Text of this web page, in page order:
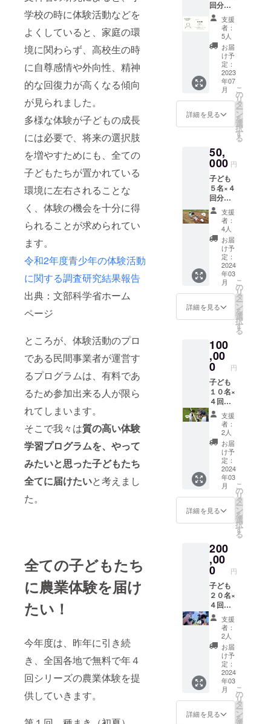
学校の時に体験活動などを
よくしていると、家庭の環
境に関わらず、高校生の時
に自尊感情や外向性、精神
的な回復力が高くなる傾向
が見られました。
多様な体験が子どもの成長
には必要で、将来の選択肢
を増やすためにも、全ての
子どもたちが置かれている
環境に左右されることな
く、体験の機会を十分に得
られることが求められてい
ます。
令和2年度青少年の体験活動
に関する調査研究結果報告
出典：文部科学省ホーム
ページ
ところが、体験活動のプロ
である民間事業者が運営す
るプログラムは、有料であ
るため参加出来る人が限ら
れてしまいます。
そこで我々は質の高い体験
学習プログラムを、やって
みたいと思った子どもたち
全てに届けたいと考えまし
た。
全ての子どもたち
に農業体験を届け
たい！
今年度は、昨年に引き続
き、全国各地で無料で年４
回シリーズの農業体験を提
供していきます。
度末に
メール
にて)
回分の
参加費
に充て
られま
す。 公
式サ
ポー
ターの
名刺300
枚作成
（備考
欄にご
希望の
入くだ
さい。
100枚3
種でも
可） 子
どもた
ち直筆
のお礼
の手紙
活動報
告書(年
度末に
メール
にて)
支援
者：
5人
お届
け予
定：
2023
年07
月
詳細を見る
こ
の
リ
タ
ー
ン
を
選
択
す
る
50,
000 円
子ども
５名×４
回分の
参加費
に充て
られま
す。
ホーム
ページ
のパー
トナー
のペー
ジにお
名前を
２０２
１年間
掲載し
ます。
（会社
名でも
可。文
字のみ
の掲
載。）
子ども
たち直
筆のお
礼の手
支援
者：
4人
お届
け予
定：
2024
年03
月
詳細を見る
こ
の
リ
タ
ー
ン
を
選
択
す
る
100
,00
0 円
子ども
１０名×
４回分
の参加
費に充
てられ
ます。
ホーム
ページ
にお名
前を２
０２３
年７月
から１
年間掲
（会社
名でも
可。文
字＋リ
ンクバ
ナーの
掲
載。）
子ども
たち直
筆のお
礼の手
支援
者：
2人
お届
け予
定：
2024
年03
月
詳細を見る
こ
の
リ
タ
ー
ン
を
選
択
す
る
200
,00
0 円
子ども
２０名×
４回分
の参加
費に充
てられ
ます。
ホーム
ページ
にお名
前を２
０２３
年７月
から１
年間掲
支援
者：
2人
お届
け予
定：
2024
年03
月
詳細を見る
こ
の
リ
タ
ー
ン
を